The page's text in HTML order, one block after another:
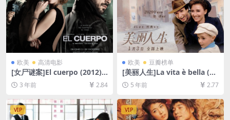
欧美 高清电影
[女尸谜案]El cuerpo (2012)
[百度网盘+迅雷云盘资源1080
P超清未删减][MP4/5GB][中
文字幕]
3 年前 2.84
欧美 豆瓣榜单
[美丽人生]La vita è bella (19
97)[百度网盘+迅雷云盘资源1
080P超清未删减][MP4/7.5G
B][原声中字]
5 年前 2.77
VIP VIP